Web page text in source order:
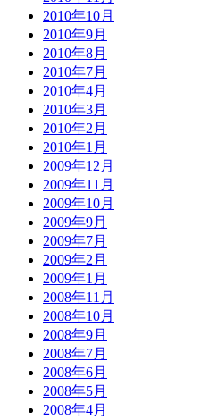
2010年10月
2010年9月
2010年8月
2010年7月
2010年4月
2010年3月
2010年2月
2010年1月
2009年12月
2009年11月
2009年10月
2009年9月
2009年7月
2009年2月
2009年1月
2008年11月
2008年10月
2008年9月
2008年7月
2008年6月
2008年5月
2008年4月